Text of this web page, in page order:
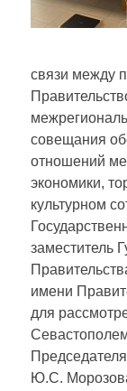
связи между
совещания
отношений
экономики,
культурном
заместитель
имени
для
Ю.С.